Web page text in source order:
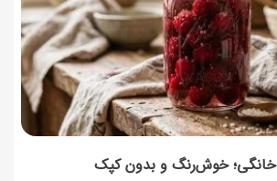
خانگی؛ خوش‌رنگ و بدون کپک